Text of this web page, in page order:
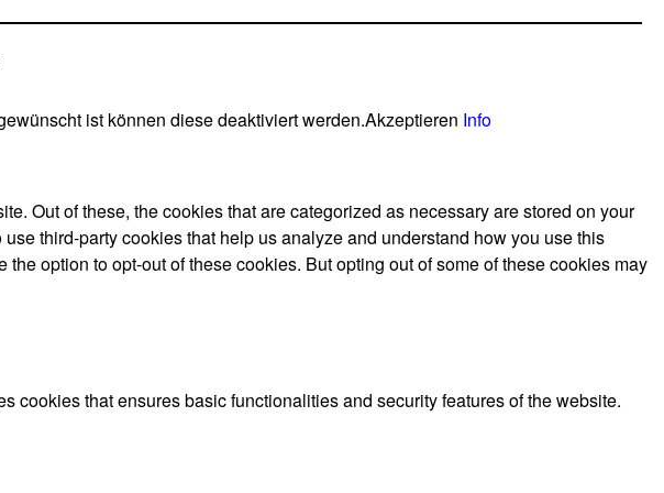
ist können diese deaktiviert werden.Akzeptieren Info
Out of these, the cookies that are categorized as necessary are stored on your
third-party cookies that help us analyze and understand how you use this
option to opt-out of these cookies. But opting out of some of these cookies may
that ensures basic functionalities and security features of the website.